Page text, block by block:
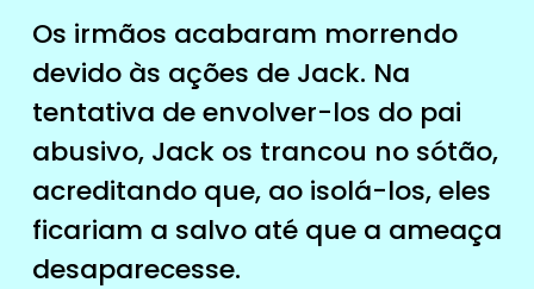
Os irmãos acabaram morrendo
devido às ações de Jack. Na
tentativa de envolver-los do pai
abusivo, Jack os trancou no sótão,
acreditando que, ao isolá-los, eles
ficariam a salvo até que a ameaça
desaparecesse.